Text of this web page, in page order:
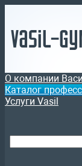
Vasil-
О компании
Каталог
Услуги Vasil